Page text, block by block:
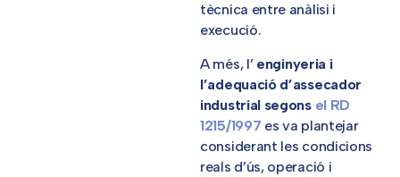
tècnica entre anàlisi i
execució.
A més, l’ enginyeria i
l’adequació d’assecador
industrial segons el RD
1215/1997 es va plantejar
considerant les condicions
reals d’ús, operació i